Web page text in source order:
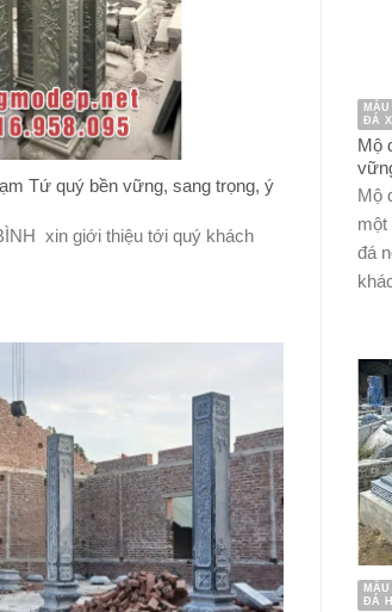
Tứ quý bền vững, sang trọng, ý
xin giới thiệu tới quý khách
ĐÁ
Mộ
Mộ
một
đá
ĐÁ